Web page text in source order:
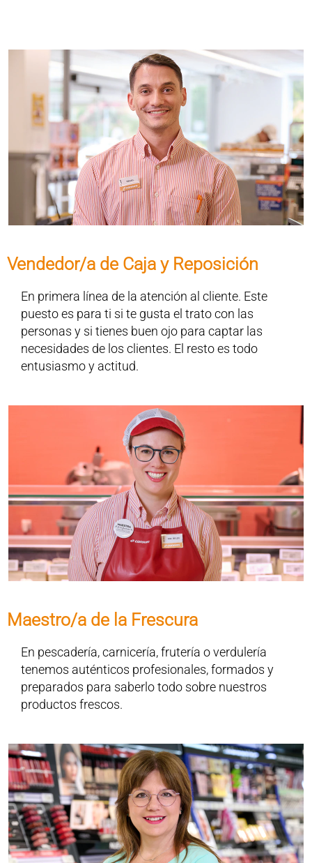
Vendedor/a de Caja y Reposición
En primera línea de la atención al cliente. Este
puesto es para ti si te gusta el trato con las
personas y si tienes buen ojo para captar las
necesidades de los clientes. El resto es todo
entusiasmo y actitud.
Maestro/a de la Frescura
En pescadería, carnicería, frutería o verdulería
tenemos auténticos profesionales, formados y
preparados para saberlo todo sobre nuestros
productos frescos.